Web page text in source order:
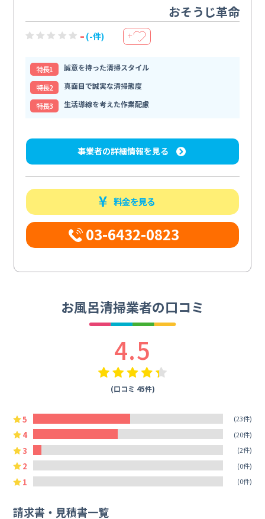
おそうじ革命
- (-件) ＋
特⻑1
誠意を持った清掃スタイル
特⻑2
真面目で誠実な清掃態度
特⻑3
生活導線を考えた作業配慮
事業者の詳細情報を見る
料金を見る
03-6432-0823
お風呂清掃業者の口コミ
4.5
(口コミ 45件)
5 (23件)
4 (20件)
3 (2件)
2 (0件)
1 (0件)
請求書・見積書一覧